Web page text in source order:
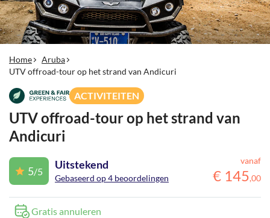
Home
Aruba
UTV offroad-tour op het strand van Andicuri
ACTIVITEITEN
UTV offroad-tour op het strand van
Andicuri
5/5
Uitstekend
Gebaseerd op 4 beoordelingen
vanaf
€ 145,00
Gratis annuleren